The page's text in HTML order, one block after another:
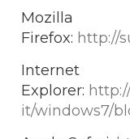
Mozilla
Firefox: http://
Internet
Explorer:
it/windows7/